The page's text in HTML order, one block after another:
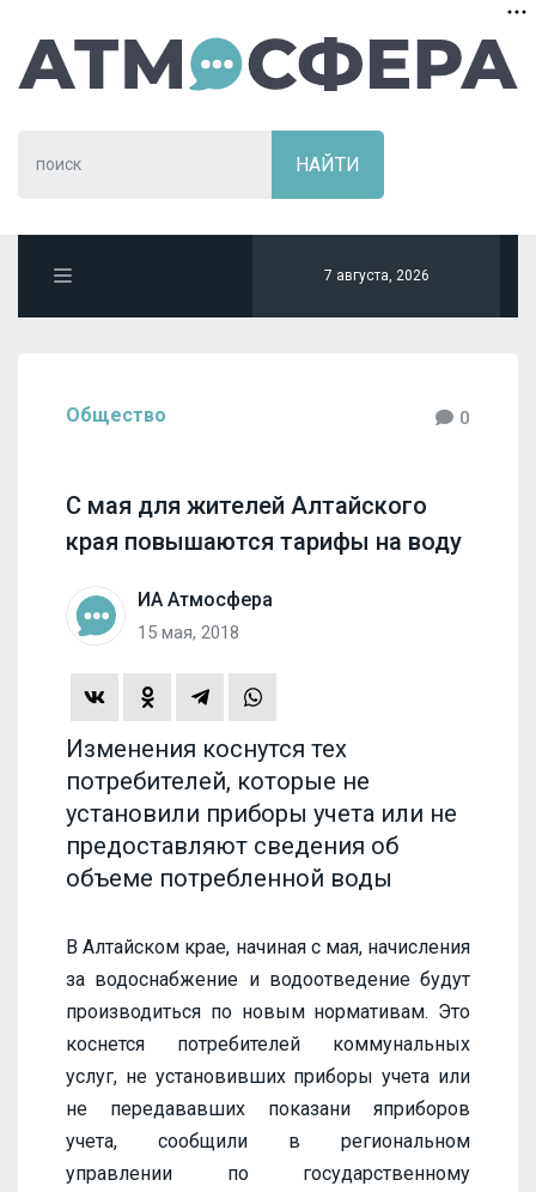
7 августа, 2026
Общество 0
С мая для жителей Алтайского
края повышаются тарифы на воду
ИА Атмосфера
15 мая, 2018
Изменения коснутся тех
потребителей, которые не
установили приборы учета или не
предоставляют сведения об
объеме потребленной воды
В Алтайском крае, начиная с мая, начисления
за водоснабжение и водоотведение будут
производиться по новым нормативам. Это
коснется потребителей коммунальных
услуг, не установивших приборы учета или
не передававших показани яприборов
учета, сообщили в региональном
управлении по государственному